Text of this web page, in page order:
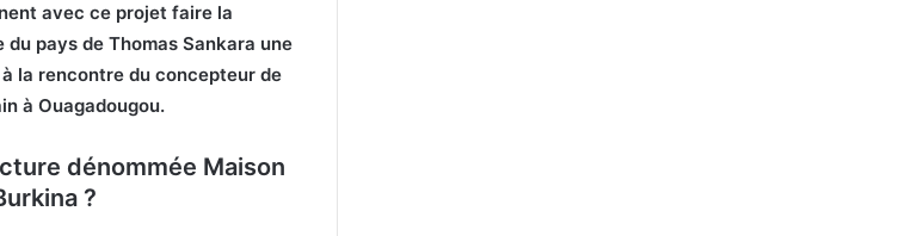
avec ce projet faire la
du pays de Thomas Sankara une
la rencontre du concepteur de
à Ouagadougou.
dénommée Maison
?